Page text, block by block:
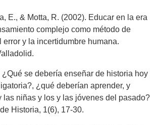
E., & Motta, R. (2002). Educar en la era
complejo como método de
y la incertidumbre humana.
¿Qué se debería enseñar de historia hoy
¿qué deberían aprender, y
las niñas y los y las jóvenes del pasado?
Historia, 1(6), 17-30.